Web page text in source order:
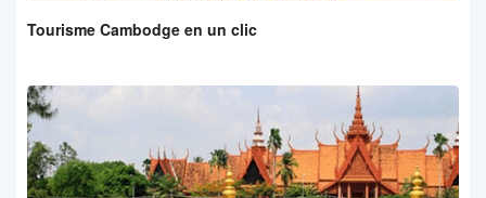
Tourisme Cambodge en un clic